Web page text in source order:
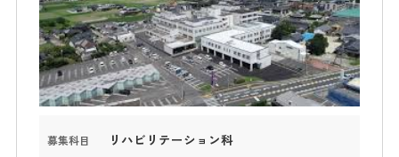
募集科目 リハビリテーション科